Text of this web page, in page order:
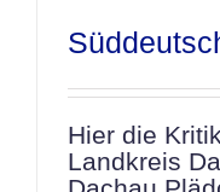
Hier die
Landkreis